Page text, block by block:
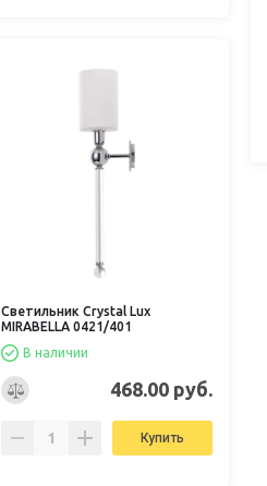
Светильник Crystal Lux
MIRABELLA 0421/401
В наличии
468.00 руб.
Купить